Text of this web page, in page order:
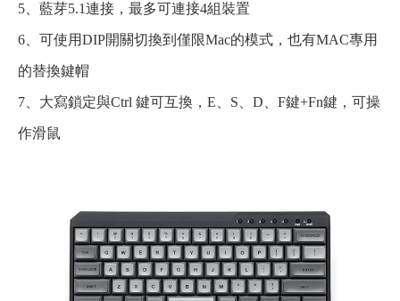
5、藍芽5.1連接，最多可連接4組裝置
6、可使用DIP開關切換到僅限Mac的模式，也有MAC專用
的替換鍵帽
7、大寫鎖定與Ctrl 鍵可互換，E、S、D、F鍵+Fn鍵，可操
作滑鼠